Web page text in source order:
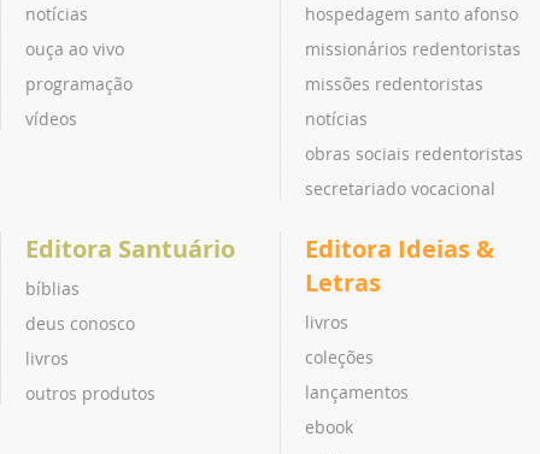
notícias
ouça ao vivo
programação
vídeos
hospedagem santo afonso
missionários redentoristas
missões redentoristas
notícias
obras sociais redentoristas
secretariado vocacional
Editora Santuário
bíblias
deus conosco
livros
outros produtos
Editora Ideias &
Letras
livros
coleções
lançamentos
ebook